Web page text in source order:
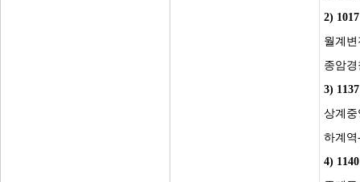
2)
월계
종암
3)
상계
하계
4)